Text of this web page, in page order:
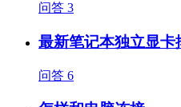
问答 3
最新笔记本独立显卡
问答 6